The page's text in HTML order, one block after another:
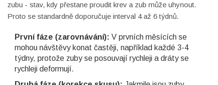
zubu - stav, kdy přestane proudit krev a zub může uhynout.
Proto se standardně doporučuje interval 4 až 6 týdnů.
První fáze (zarovnávání): V prvních měsících se
mohou návštěvy konat častěji, například každé 3-4
týdny, protože zuby se posouvají rychleji a dráty se
rychleji deformují.